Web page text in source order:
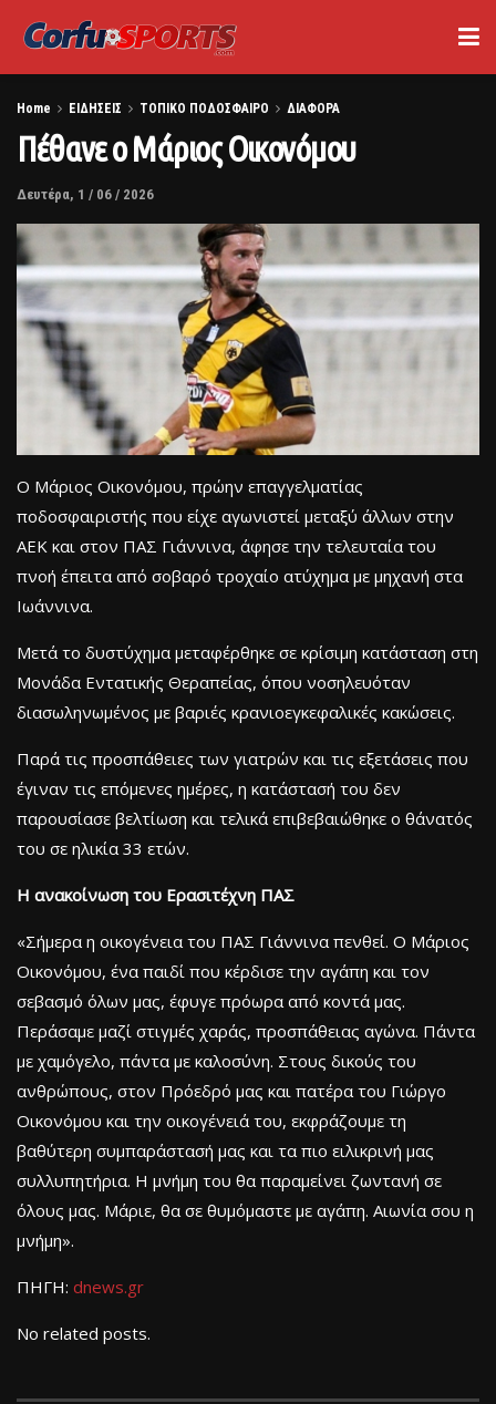
Home ΕΙΔΗΣΕΙΣ ΤΟΠΙΚΟ ΠΟΔΟΣΦΑΙΡΟ ΔΙΑΦΟΡΑ
Πέθανε ο Μάριος Οικονόμου
Δευτέρα, 1 / 06 / 2026
Ο Μάριος Οικονόμου, πρώην επαγγελματίας
ποδοσφαιριστής που είχε αγωνιστεί μεταξύ άλλων στην
ΑΕΚ και στον ΠΑΣ Γιάννινα, άφησε την τελευταία του
πνοή έπειτα από σοβαρό τροχαίο ατύχημα με μηχανή στα
Ιωάννινα.
Μετά το δυστύχημα μεταφέρθηκε σε κρίσιμη κατάσταση στη
Μονάδα Εντατικής Θεραπείας, όπου νοσηλευόταν
διασωληνωμένος με βαριές κρανιοεγκεφαλικές κακώσεις.
Παρά τις προσπάθειες των γιατρών και τις εξετάσεις που
έγιναν τις επόμενες ημέρες, η κατάστασή του δεν
παρουσίασε βελτίωση και τελικά επιβεβαιώθηκε ο θάνατός
του σε ηλικία 33 ετών.
Η ανακοίνωση του Ερασιτέχνη ΠΑΣ
«Σήμερα η οικογένεια του ΠΑΣ Γιάννινα πενθεί. Ο Μάριος
Οικονόμου, ένα παιδί που κέρδισε την αγάπη και τον
σεβασμό όλων μας, έφυγε πρόωρα από κοντά μας.
Περάσαμε μαζί στιγμές χαράς, προσπάθειας αγώνα. Πάντα
με χαμόγελο, πάντα με καλοσύνη. Στους δικούς του
ανθρώπους, στον Πρόεδρό μας και πατέρα του Γιώργο
Οικονόμου και την οικογένειά του, εκφράζουμε τη
βαθύτερη συμπαράστασή μας και τα πιο ειλικρινή μας
συλλυπητήρια. Η μνήμη του θα παραμείνει ζωντανή σε
όλους μας. Μάριε, θα σε θυμόμαστε με αγάπη. Αιωνία σου η
μνήμη».
ΠΗΓΗ: dnews.gr
No related posts.